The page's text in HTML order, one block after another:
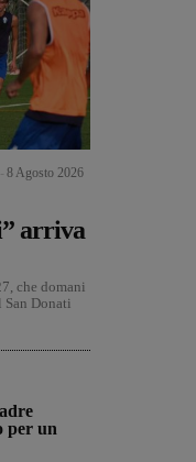
8 Agosto 2026
arriva
che domani
Donati
per un